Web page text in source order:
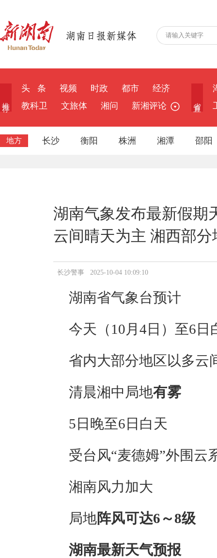
头 条 视频 时政 都市
经济
教科卫
文旅体 湘问 新湘评论
地方 长沙 衡阳 株洲 湘潭 邵阳
湖南气象发布最新假期
云间晴天为主 湘西部
长沙警事 2025-10-04 10:09:10
湖南省气象台预计
今天（10月4日）至6日
省内大部分地区以多云
清晨湘中局地有雾
5日晚至6日白天
受台风“麦德姆”外围云
湘南风力加大
局地阵风可达6～8级
湖南最新天气预报